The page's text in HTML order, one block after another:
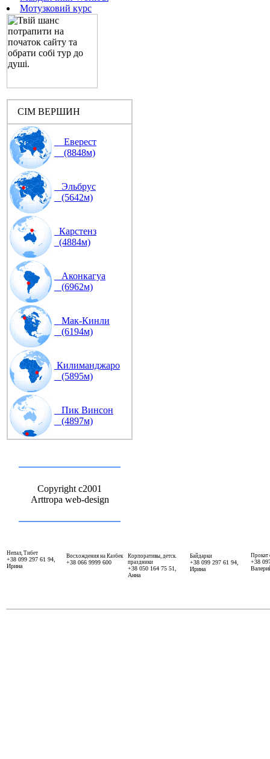
Мотузковий курс
СІМ ВЕРШИН
Еверест
(8848м)
Эльбрус
(5642м)
Карстенз
(4884м)
Аконкагуа
(6962м)
Мак-Кинли
(6194м)
Килиманджаро
(5895м)
Пик Винсон
(4897м)
Copyright c2001
Arttropa web-design
Непал, Тибет
+38 099 297 61 94,
Ирина
Восхождения на Казбек
+38 066 9999 600
Корпоративы, детск.
праздники
+38 050 164 75 51,
Анна
Байдарки
+38 099 297 61 94,
Ирина
Прокат
+38